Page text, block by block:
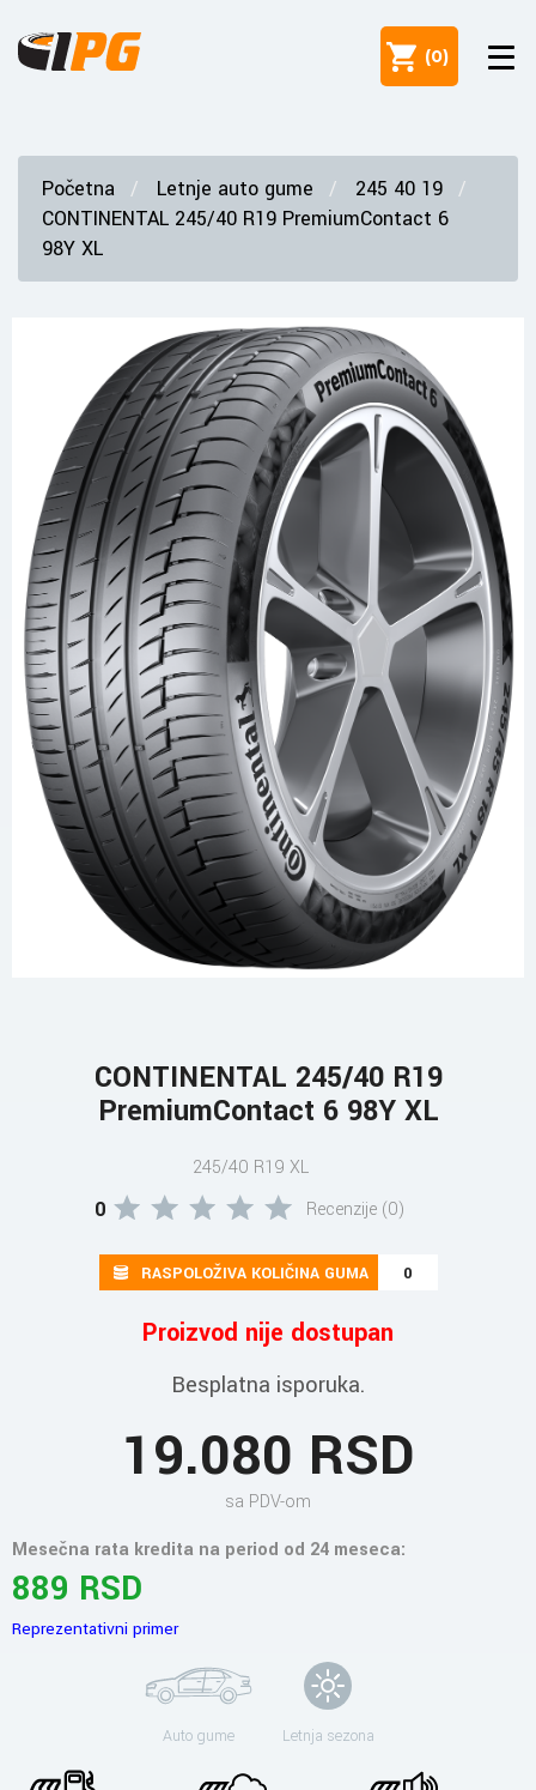
(0)
Početna Letnje auto gume
245 40 19
CONTINENTAL 245/40 R19 PremiumContact 6
98Y XL
CONTINENTAL 245/40 R19
PremiumContact 6 98Y XL
245/40 R19 XL
0 Recenzije (0)
RASPOLOŽIVA KOLIČINA GUMA 0
Proizvod nije dostupan
Besplatna isporuka.
19.080 RSD
sa PDV-om
Mesečna rata kredita na period od 24 meseca:
889 RSD
Reprezentativni primer
Auto gume Letnja sezona